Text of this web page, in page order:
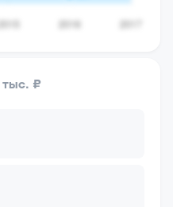
тыс. ₽